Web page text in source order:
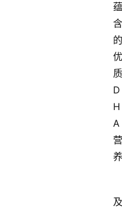
蕴
含
的
优
质
D
H
A
营
养
及